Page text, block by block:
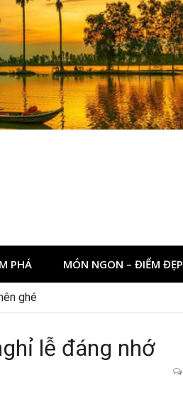
PHÁ MÓN NGON – ĐIỂM ĐẸP
ghé
lễ đáng nhớ